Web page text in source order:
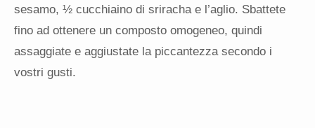
sesamo, ½ cucchiaino di sriracha e l’aglio. Sbattete
fino ad ottenere un composto omogeneo, quindi
assaggiate e aggiustate la piccantezza secondo i
vostri gusti.